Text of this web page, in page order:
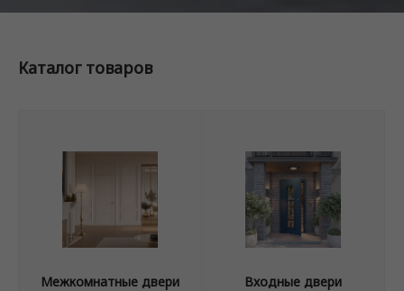
Каталог товаров
Межкомнатные двери Входные двери